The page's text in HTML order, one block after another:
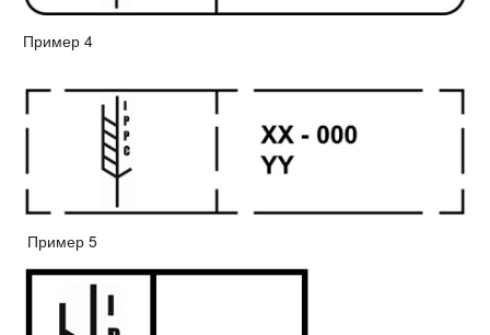
Пример 4
Пример 5